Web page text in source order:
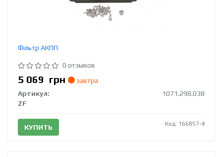
Фільтр АКПП
0 отзывов
5 069 грн
завтра
Артикул:
1071.298.038
ZF
КУПИТЬ Код: 166857-4